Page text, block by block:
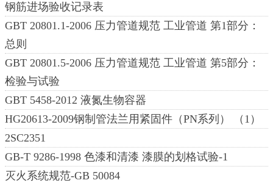
钢筋进场验收记录表
GBT 20801.1-2006 压力管道规范 工业管道 第1部分：
总则
GBT 20801.5-2006 压力管道规范 工业管道 第5部分：
检验与试验
GBT 5458-2012 液氮生物容器
HG20613-2009钢制管法兰用紧固件（PN系列） （1）
2SC2351
GB-T 9286-1998 色漆和清漆 漆膜的划格试验-1
灭火系统规范-GB 50084